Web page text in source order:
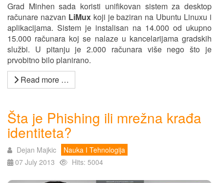
Grad Minhen sada koristi unifikovan sistem za desktop
računare nazvan LiMuxkoji je baziran na Ubuntu Linuxu i
aplikacijama. Sistem je instalisan na 14.000 od ukupno
15.000 računara koj se nalaze u kancelarijama gradskih
službi. U pitanju je 2.000 računara više nego što je
prvobitno bilo planirano.
Read more …
Šta je Phishing ili mrežna krađa
identiteta?
Dejan Majkic
Nauka I Tehnologija
07 July 2013
Hits: 5004